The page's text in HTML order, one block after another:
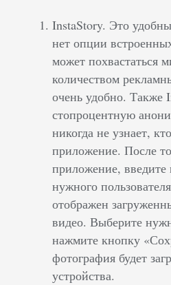
InstaStory. Это
нет опции
может похвастаться
количеством
очень удобно. Также
стопроцентную
никогда не узнает,
приложение. После
приложение, введите
нужного
отображен
видео. Выберите
нажмите кнопку
фотография будет
устройства.